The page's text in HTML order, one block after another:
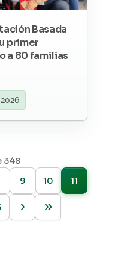
Basada
primer
a 80 familias
348
9 10 11